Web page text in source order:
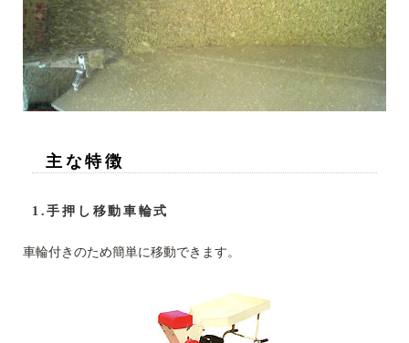
主な特徴
1.手押し移動車輪式
車輪付きのため簡単に移動できます。